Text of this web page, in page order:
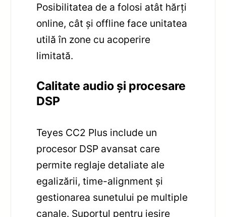
Posibilitatea de a folosi atât hărți
online, cât și offline face unitatea
utilă în zone cu acoperire
limitată.
Calitate audio și procesare
DSP
Teyes CC2 Plus include un
procesor DSP avansat care
permite reglaje detaliate ale
egalizării, time-alignment și
gestionarea sunetului pe multiple
canale. Suportul pentru ieșire